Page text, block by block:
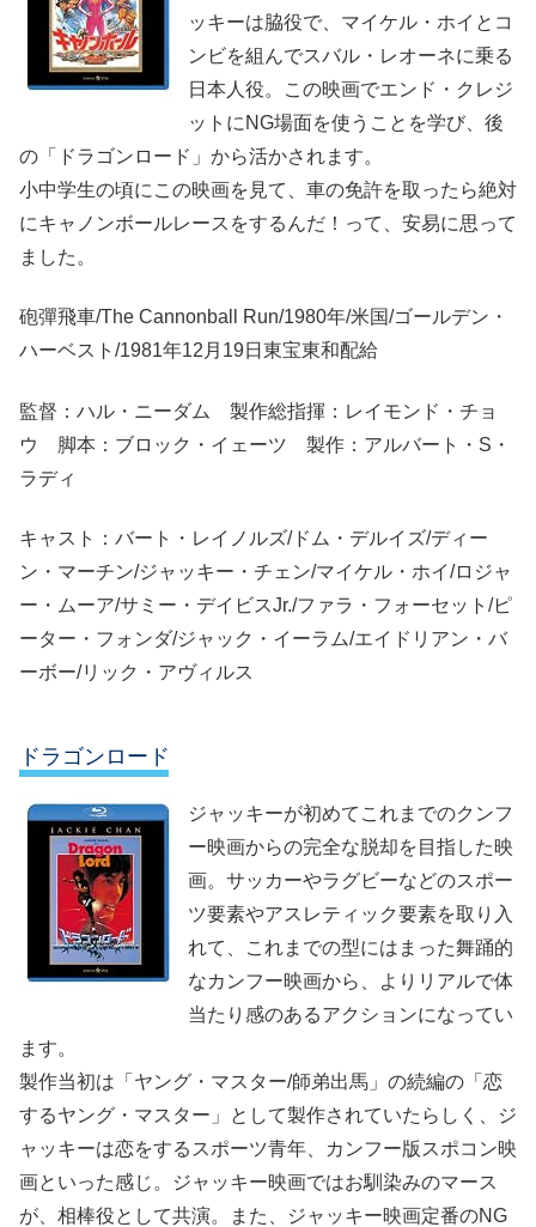
ッキーは脇役で、マイケル・ホイとコ
ンビを組んでスバル・レオーネに乗る
日本人役。この映画でエンド・クレジ
ットにNG場面を使うことを学び、後
の「ドラゴンロード」から活かされます。
小中学生の頃にこの映画を見て、車の免許を取ったら絶対
にキャノンボールレースをするんだ！って、安易に思って
ました。
砲彈飛車/The Cannonball Run/1980年/米国/ゴールデン・
ハーベスト/1981年12月19日東宝東和配給
監督：ハル・ニーダム 製作総指揮：レイモンド・チョ
ウ 脚本：ブロック・イェーツ 製作：アルバート・S・
ラディ
キャスト：バート・レイノルズ/ドム・デルイズ/ディー
ン・マーチン/ジャッキー・チェン/マイケル・ホイ/ロジャ
ー・ムーア/サミー・デイビスJr./ファラ・フォーセット/ピ
ーター・フォンダ/ジャック・イーラム/エイドリアン・バ
ーボー/リック・アヴィルス
ドラゴンロード
ジャッキーが初めてこれまでのクンフ
ー映画からの完全な脱却を目指した映
画。サッカーやラグビーなどのスポー
ツ要素やアスレティック要素を取り入
れて、これまでの型にはまった舞踊的
なカンフー映画から、よりリアルで体
当たり感のあるアクションになってい
ます。
製作当初は「ヤング・マスター/師弟出馬」の続編の「恋
するヤング・マスター」として製作されていたらしく、ジ
ャッキーは恋をするスポーツ青年、カンフー版スポコン映
画といった感じ。ジャッキー映画ではお馴染みのマース
が、相棒役として共演。また、ジャッキー映画定番のNG